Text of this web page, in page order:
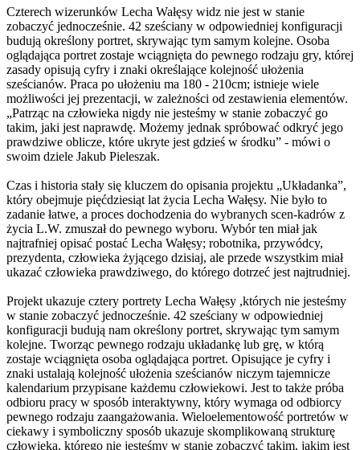
Czterech wizerunków Lecha Wałęsy widz nie jest w stanie
zobaczyć jednocześnie. 42 sześciany w odpowiedniej konfiguracji
budują określony portret, skrywając tym samym kolejne. Osoba
oglądająca portret zostaje wciągnięta do pewnego rodzaju gry, której
zasady opisują cyfry i znaki określające kolejność ułożenia
sześcianów. Praca po ułożeniu ma 180 - 210cm; istnieje wiele
możliwości jej prezentacji, w zależności od zestawienia elementów.
„Patrząc na człowieka nigdy nie jesteśmy w stanie zobaczyć go
takim, jaki jest naprawdę. Możemy jednak spróbować odkryć jego
prawdziwe oblicze, które ukryte jest gdzieś w środku” - mówi o
swoim dziele Jakub Pieleszak.
Czas i historia stały się kluczem do opisania projektu „Układanka”,
który obejmuje pięćdziesiąt lat życia Lecha Wałęsy. Nie było to
zadanie łatwe, a proces dochodzenia do wybranych scen-kadrów z
życia L.W. zmuszał do pewnego wyboru. Wybór ten miał jak
najtrafniej opisać postać Lecha Wałęsy; robotnika, przywódcy,
prezydenta, człowieka żyjącego dzisiaj, ale przede wszystkim miał
ukazać człowieka prawdziwego, do którego dotrzeć jest najtrudniej.
Projekt ukazuje cztery portrety Lecha Wałęsy ,których nie jesteśmy
w stanie zobaczyć jednocześnie. 42 sześciany w odpowiedniej
konfiguracji budują nam określony portret, skrywając tym samym
kolejne. Tworząc pewnego rodzaju układankę lub grę, w którą
zostaje wciągnięta osoba oglądająca portret. Opisujące je cyfry i
znaki ustalają kolejność ułożenia sześcianów niczym tajemnicze
kalendarium przypisane każdemu człowiekowi. Jest to także próba
odbioru pracy w sposób interaktywny, który wymaga od odbiorcy
pewnego rodzaju zaangażowania. Wieloelementowość portretów w
ciekawy i symboliczny sposób ukazuje skomplikowaną strukturę
człowieka, którego nie jesteśmy w stanie zobaczyć takim, jakim jest